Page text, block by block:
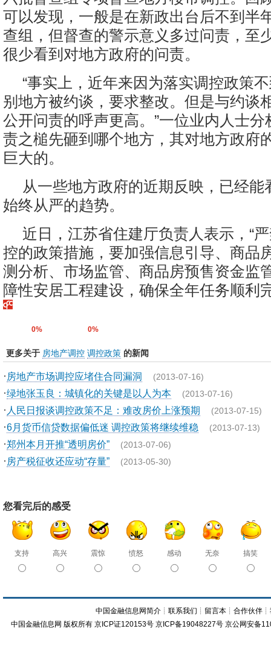
可以发现，一般是在新政出台后不到半
查组，但督查的警示意义多过问责，至
很少看到对地方政府的问责。
“事实上，近年来因为落实调控政策
别地方被约谈，要求整改。但是与约谈
公开问责的呼声更高。”一位业内人士
责之槌先砸到哪个地方，其对地方政府
巨大的。
从一些地方政府的近期反映，已经能
始终从严的趋势。
近日，江苏省住建厅负责人表示，“
控的政策措施，要加强信息引导、商品
测分析、市场监管、商品房预售资金监
障性安居工程建设，确保全年任务顺利
0% 0%
更多关于 房地产调控 调控政策 的新闻
· 房地产市场调控应堵住合同漏洞 (2013-07-16)
·绿地张玉良：城镇化的关键是以人为本 (2013-07-16)
· 人民日报谈调控政策不足：难改房价上涨预期 (2013-07-15)
·6月货币信贷数据偏低迷 调控政策将继续维稳 (2013-07-13)
·郑州本月开推“透明房价” (2013-07-06)
· 房产税征收还应动“存量” (2013-05-30)
您看完后的感受
支持 高兴 震惊 愤怒 感动 无奈 搞笑
中国金融信息网简介 ┊联系我们 ┊ 留言本 ┊合作伙伴 ┊
中国金融信息网 版权所有 京ICP证120153号 京ICP备19048227号 京公网安备